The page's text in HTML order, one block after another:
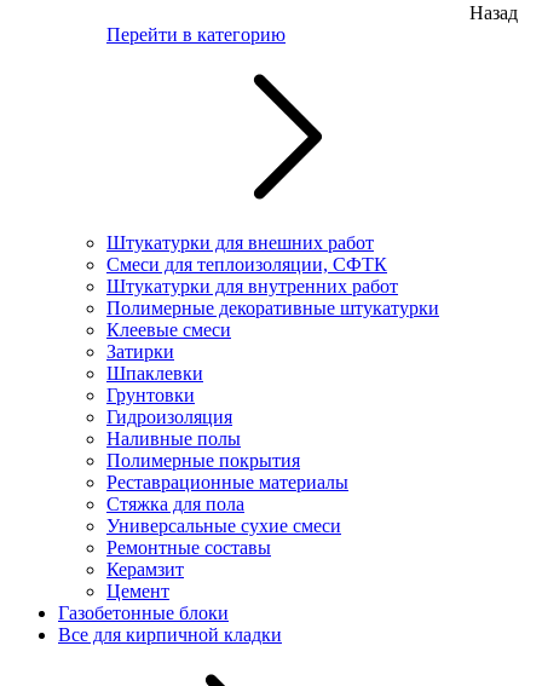
Назад
Перейти в категорию
Штукатурки для внешних работ
Смеси для теплоизоляции, СФТК
Штукатурки для внутренних работ
Полимерные декоративные штукатурки
Клеевые смеси
Затирки
Шпаклевки
Грунтовки
Гидроизоляция
Наливные полы
Полимерные покрытия
Реставрационные материалы
Стяжка для пола
Универсальные сухие смеси
Ремонтные составы
Керамзит
Цемент
Газобетонные блоки
Все для кирпичной кладки